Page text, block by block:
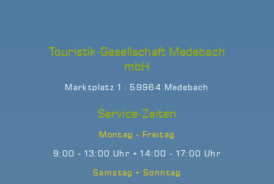
Touristik-Gesellschaft Medebach
mbH
Marktplatz 1 · 59964 Medebach
Service-Zeiten
Montag - Freitag
9:00 - 13:00 Uhr + 14:00 - 17:00 Uhr
Samstag + Sonntag